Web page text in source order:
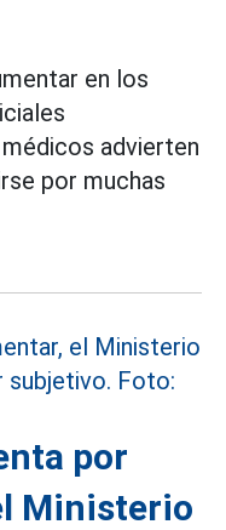
en los
advierten
por muchas
por
Ministerio